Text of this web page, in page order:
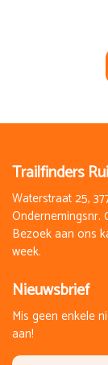
Trailfinders
Waterstraat 25,
Bezoek aan ons
week.
Nieuwsbrief
Mis geen enkele
aan!